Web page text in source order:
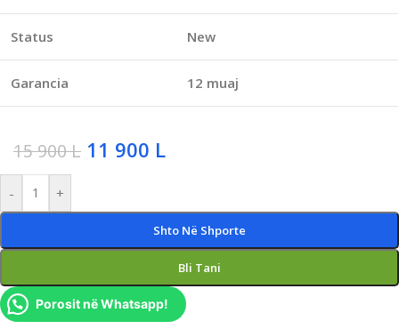
Status New
Garancia 12 muaj
15 900L 11 900 L
- +
Shto Në Shporte
Bli Tani
Porosit në Whatsapp!